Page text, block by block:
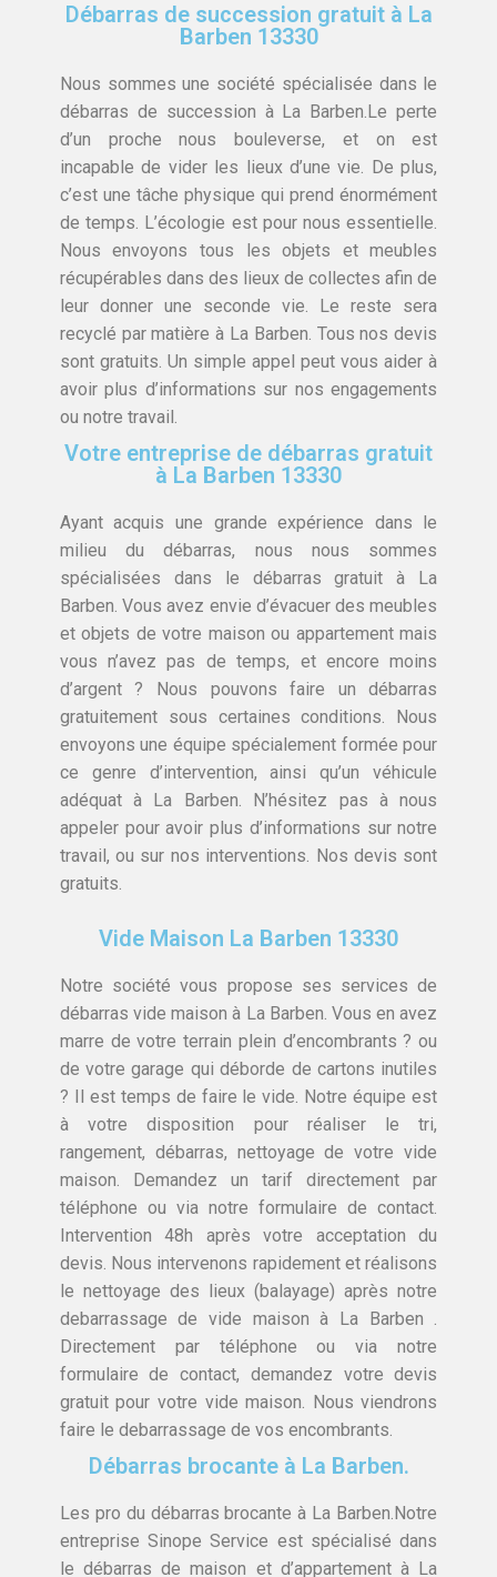
Débarras de succession gratuit à La
Barben 13330
Nous sommes une société spécialisée dans le
débarras de succession à La Barben.Le perte
d’un proche nous bouleverse, et on est
incapable de vider les lieux d’une vie. De plus,
c’est une tâche physique qui prend énormément
de temps. L’écologie est pour nous essentielle.
Nous envoyons tous les objets et meubles
récupérables dans des lieux de collectes afin de
leur donner une seconde vie. Le reste sera
recyclé par matière à La Barben. Tous nos devis
sont gratuits. Un simple appel peut vous aider à
avoir plus d’informations sur nos engagements
ou notre travail.
Votre entreprise de débarras gratuit
à La Barben 13330
Ayant acquis une grande expérience dans le
milieu du débarras, nous nous sommes
spécialisées dans le débarras gratuit à La
Barben. Vous avez envie d’évacuer des meubles
et objets de votre maison ou appartement mais
vous n’avez pas de temps, et encore moins
d’argent ? Nous pouvons faire un débarras
gratuitement sous certaines conditions. Nous
envoyons une équipe spécialement formée pour
ce genre d’intervention, ainsi qu’un véhicule
adéquat à La Barben. N’hésitez pas à nous
appeler pour avoir plus d’informations sur notre
travail, ou sur nos interventions. Nos devis sont
gratuits.
Vide Maison La Barben 13330
Notre société vous propose ses services de
débarras vide maison à La Barben. Vous en avez
marre de votre terrain plein d’encombrants ? ou
de votre garage qui déborde de cartons inutiles
? Il est temps de faire le vide. Notre équipe est
à votre disposition pour réaliser le tri,
rangement, débarras, nettoyage de votre vide
maison. Demandez un tarif directement par
téléphone ou via notre formulaire de contact.
Intervention 48h après votre acceptation du
devis. Nous intervenons rapidement et réalisons
le nettoyage des lieux (balayage) après notre
debarrassage de vide maison à La Barben .
Directement par téléphone ou via notre
formulaire de contact, demandez votre devis
gratuit pour votre vide maison. Nous viendrons
faire le debarrassage de vos encombrants.
Débarras brocante à La Barben.
Les pro du débarras brocante à La Barben.Notre
entreprise Sinope Service est spécialisé dans
le débarras de maison et d’appartement à La